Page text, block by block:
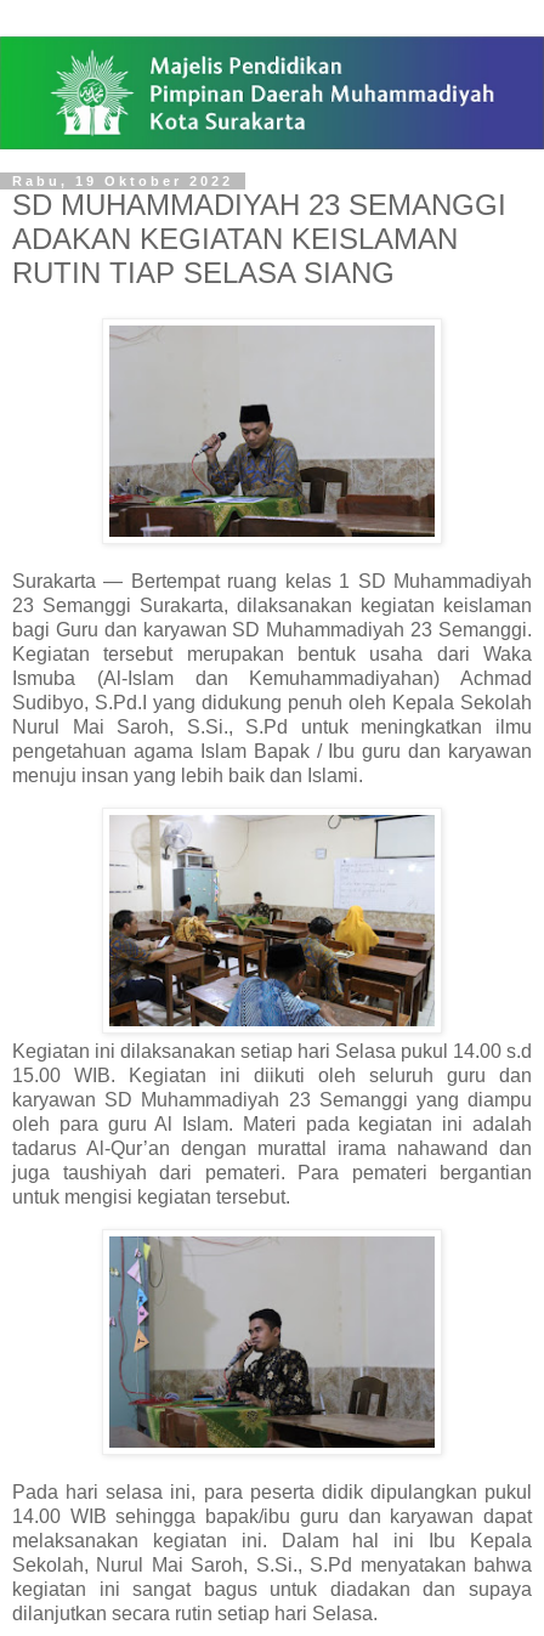
Rabu, 19 Oktober 2022
SD MUHAMMADIYAH 23 SEMANGGI
ADAKAN KEGIATAN KEISLAMAN
RUTIN TIAP SELASA SIANG
Surakarta — Bertempat ruang kelas 1 SD Muhammadiyah
23 Semanggi Surakarta, dilaksanakan kegiatan keislaman
bagi Guru dan karyawan SD Muhammadiyah 23 Semanggi.
Kegiatan tersebut merupakan bentuk usaha dari Waka
Ismuba (Al-Islam dan Kemuhammadiyahan) Achmad
Sudibyo, S.Pd.I yang didukung penuh oleh Kepala Sekolah
Nurul Mai Saroh, S.Si., S.Pd untuk meningkatkan ilmu
pengetahuan agama Islam Bapak / Ibu guru dan karyawan
menuju insan yang lebih baik dan Islami.
Kegiatan ini dilaksanakan setiap hari Selasa pukul 14.00 s.d
15.00 WIB. Kegiatan ini diikuti oleh seluruh guru dan
karyawan SD Muhammadiyah 23 Semanggi yang diampu
oleh para guru Al Islam. Materi pada kegiatan ini adalah
tadarus Al-Qur’an dengan murattal irama nahawand dan
juga taushiyah dari pemateri. Para pemateri bergantian
untuk mengisi kegiatan tersebut.
Pada hari selasa ini, para peserta didik dipulangkan pukul
14.00 WIB sehingga bapak/ibu guru dan karyawan dapat
melaksanakan kegiatan ini. Dalam hal ini Ibu Kepala
Sekolah, Nurul Mai Saroh, S.Si., S.Pd menyatakan bahwa
kegiatan ini sangat bagus untuk diadakan dan supaya
dilanjutkan secara rutin setiap hari Selasa.